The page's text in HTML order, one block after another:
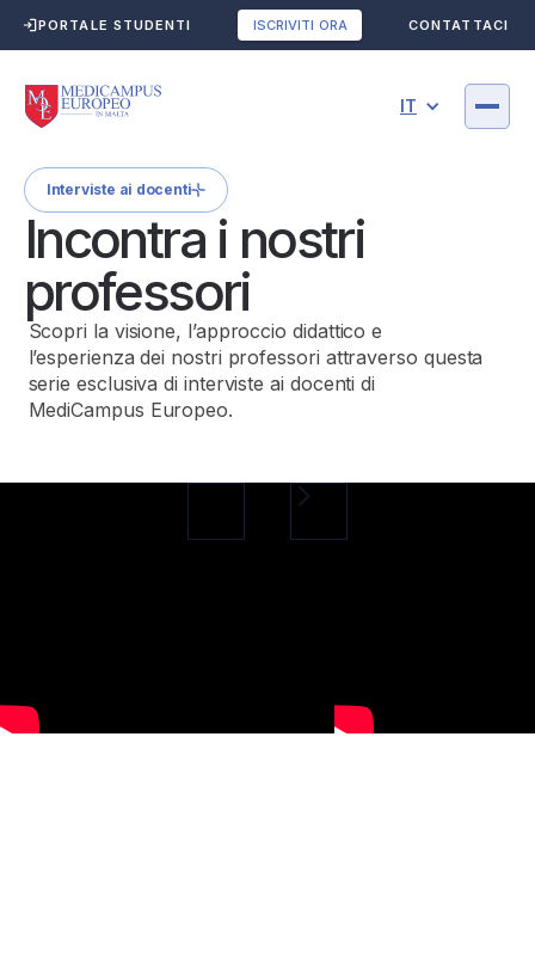
PORTALE STUDENTI ISCRIVITI ORA CONTATTACI
IT
Interviste ai docenti
Incontra i nostri
professori
Scopri la visione, l’approccio didattico e
l’esperienza dei nostri professori attraverso questa
serie esclusiva di interviste ai docenti di
MediCampus Europeo.